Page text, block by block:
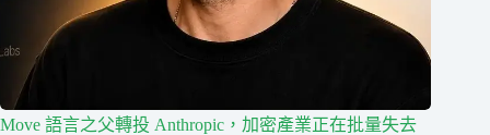
Move 語言之父轉投 Anthropic，加密產業正在批量失去